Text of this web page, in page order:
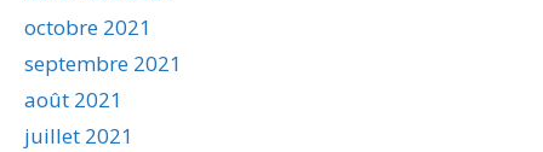
octobre 2021
septembre 2021
août 2021
juillet 2021